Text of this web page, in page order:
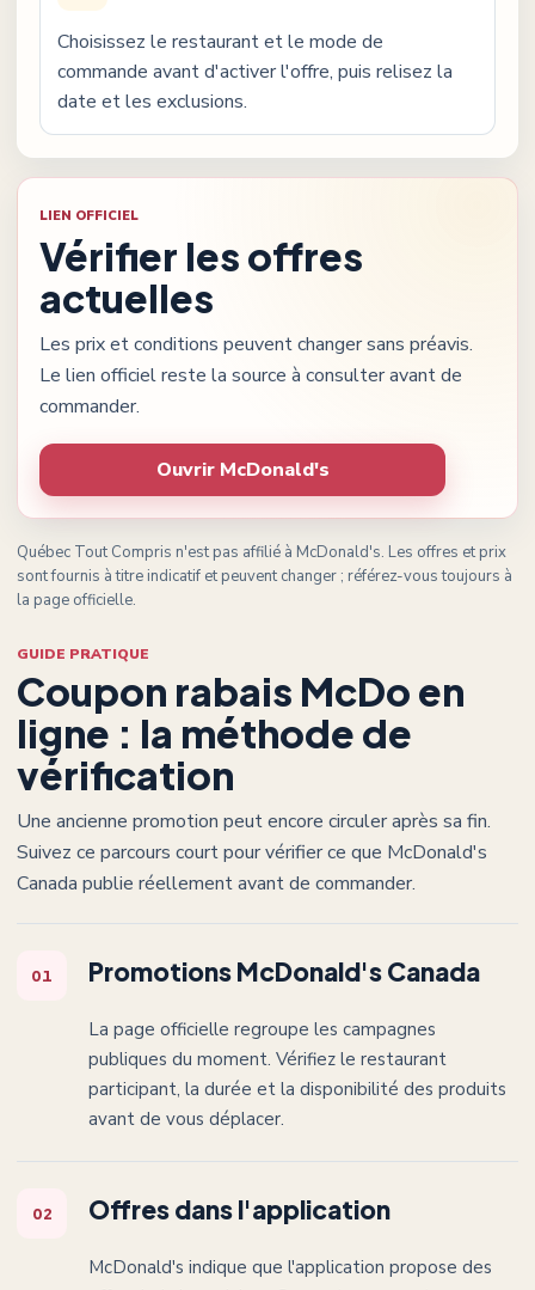
Choisissez le restaurant et le mode de
commande avant d'activer l'offre, puis relisez la
date et les exclusions.
LIEN OFFICIEL
Vérifier les offres
actuelles
Les prix et conditions peuvent changer sans préavis.
Le lien officiel reste la source à consulter avant de
commander.
Ouvrir McDonald's
Québec Tout Compris n'est pas affilié à McDonald's. Les offres et prix
sont fournis à titre indicatif et peuvent changer ; référez-vous toujours à
la page officielle.
GUIDE PRATIQUE
Coupon rabais McDo en
ligne : la méthode de
vérification
Une ancienne promotion peut encore circuler après sa fin.
Suivez ce parcours court pour vérifier ce que McDonald's
Canada publie réellement avant de commander.
01 Promotions McDonald's Canada
La page officielle regroupe les campagnes
publiques du moment. Vérifiez le restaurant
participant, la durée et la disponibilité des produits
avant de vous déplacer.
02 Offres dans l'application
McDonald's indique que l'application propose des